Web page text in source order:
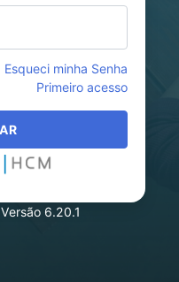
Esqueci minha Senha
Primeiro acesso
6.20.1